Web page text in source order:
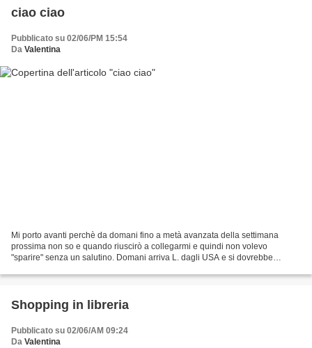
ciao ciao
Pubblicato su 02/06/PM 15:54
Da Valentina
Mi porto avanti perchè da domani fino a metà avanzata della settimana
prossima non so e quando riuscirò a collegarmi e quindi non volevo
"sparire" senza un salutino. Domani arriva L. dagli USA e si dovrebbe
Shopping in libreria
Pubblicato su 02/06/AM 09:24
Da Valentina